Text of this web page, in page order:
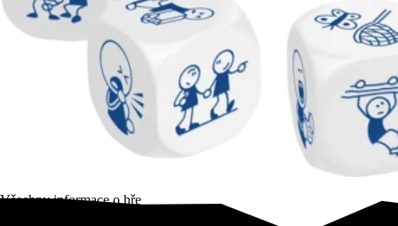
Všechny informace o hře